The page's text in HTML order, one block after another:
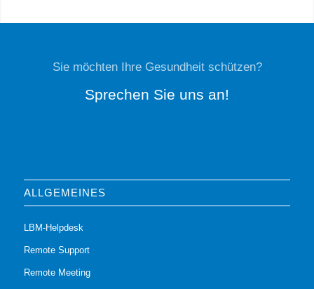
Sie möchten Ihre Gesundheit schützen?
Sprechen Sie uns an!
ALLGEMEINES
LBM-Helpdesk
Remote Support
Remote Meeting